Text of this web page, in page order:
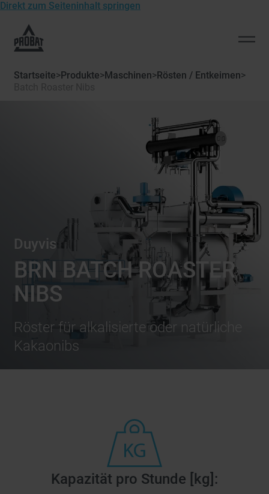
Direkt zum Seiteninhalt springen
von
Startseite>Produkte>Maschinen>Rösten / Entkeimen>
Duyvis
BRN BATCH ROASTER
NIBS
Röster für alkalisierte oder natürliche
Kakaonibs
Kapazität pro Stunde [kg]: